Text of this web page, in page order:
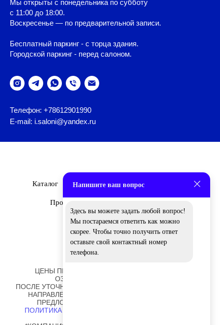
Мы открыты с понедельника по субботу
с 11:00 до 18:00.
Воскресенье — по предварительной записи.
Бесплатный паркинг - с торца здания.
Городской паркинг - перед салоном.
Телефон: +78612901990
E-mail: i.saloni@yandex.ru
Каталог Бренды О Нас
Проекты
ЦЕНЫ ПРЕДСТАВЛЕННЫЕ НА САЙТЕ НОСЯТ
ОЗНАКОМИТЕЛЬНЫЙ ХАРАКТЕР!
ПОСЛЕ УТОЧНЕНИЯ ОТДЕЛОК И РАЗМЕРОВ ВАМ БУДЕТ
НАПРАВЛЕНО ПЕРСОНАЛЬНОЕ КОММЕРЧЕСКОЕ
ПРЕДЛОЖЕНИЕ ОТ НАШИХ СОТРУДНИКОВ.
ПОЛИТИКА ОБРАБОТКИ ПЕРСОНАЛЬНЫХ ДАННЫХ
Напишите ваш вопрос
Здесь вы можете задать любой вопрос!
Мы постараемся ответить как можно
скорее. Чтобы точно получить ответ
оставьте свой контактный номер
телефона.